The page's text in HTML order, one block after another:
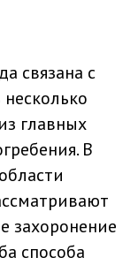
связана с
главных
В
захоронение
способа